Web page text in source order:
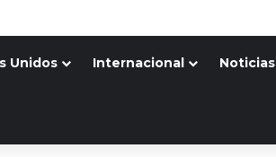
Unidos Internacional Noticias